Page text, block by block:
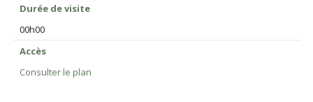
Durée de visite
00h00
Accès
Consulter le plan